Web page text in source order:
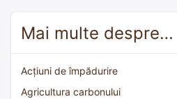
Mai multe despre…
Acțiuni de împădurire
Agricultura carbonului